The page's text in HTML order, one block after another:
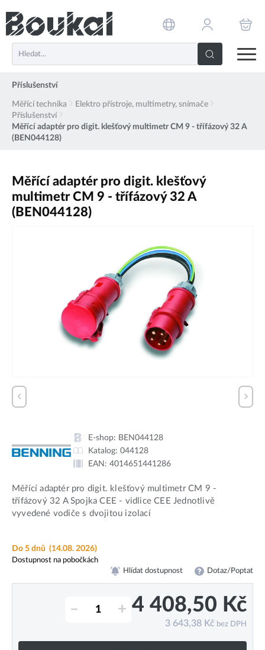
Příslušenství
Měřící technika
Elektro přístroje, multimetry, snímače
Příslušenství
Měřící adaptér pro digit. klešťový multimetr CM 9 - třífázový 32 A
(BEN044128)
Měřící adaptér pro digit. klešťový
multimetr CM 9 - třífázový 32 A
(BEN044128)
E-shop: BEN044128
Katalog: 044128
EAN: 4014651441286
Měřící adaptér pro digit. klešťový multimetr CM 9 -
třífázový 32 A Spojka CEE - vidlice CEE Jednotlivě
vyvedené vodiče s dvojitou izolací
Do 5 dnů (14.08. 2026)
Dostupnost na pobočkách
Hlídat dostupnost Dotaz/Poptat
– + 4 408,50 Kč
3 643,38 Kč bez DPH